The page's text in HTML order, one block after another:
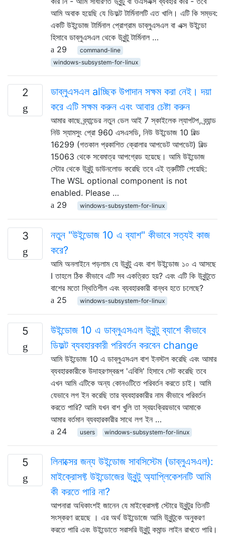
আমি অবাক হয়েছি যে ডিফল্ট টার্মিনালটি এত খালি। এটি কি সম্ভব:
একটি উইন্ডোজ টার্মিনাল প্রোগ্রাম ডাব্লুএসএল বা এক্স উইন্ডো
হিসাবে ডাব্লুএসএল থেকে উবুন্টু টার্মিনাল …
29
command-line
windows-subsystem-for-linux
2
ডাব্লুএসএল alচ্ছিক উপাদান সক্ষম করা নেই। দয়া
করে এটি সক্ষম করুন এবং আবার চেষ্টা করুন
আমার কাছে ব্র্যান্ডের নতুন ডেল আই 7 স্কাইলেক ল্যাপটপ, ব্র্যান্ড
নিউ স্যামসুং প্রো 960 এসএসডি, নিউ উইন্ডোজ 10 বিল্ড
16299 (গতকাল প্রকাশিত ক্রোলার আপডেট আপডেট) বিল্ড
15063 থেকে সবেমাত্র আপগ্রেড হয়েছে। আমি উইন্ডোজ
স্টোর থেকে উবুন্টু ডাউনলোড করেছি তবে এই ত্রুটিটি পেয়েছি:
The WSL optional component is not
enabled. Please …
29
windows-subsystem-for-linux
3
নতুন "উইন্ডোজ 10 এ ব্যাশ" কীভাবে সত্যই কাজ
করে?
আমি অনলাইনে পড়লাম যে উবুন্টু এবং বাশ উইন্ডোজ ১০ এ আসছে
I তাহলে ঠিক কীভাবে এটি সব একত্রিত হয়? এবং এটি কি উবুন্টুতে
বাশের মতো স্থিতিশীল এবং ব্যবহারকারী বান্ধব হতে চলেছে?
25
windows-subsystem-for-linux
5
উইন্ডোজ 10 এ ডাব্লুএসএল উবুন্টু ব্যাশে কীভাবে
ডিফল্ট ব্যবহারকারী পরিবর্তন করবেন change
আমি উইন্ডোজ 10 এ ডাব্লুএসএল বাশ ইনস্টল করেছি এবং আমার
ব্যবহারকারীকে উদাহরণস্বরূপ 'এবিসি' হিসাবে সেট করেছি তবে
এখন আমি এটিকে অন্য কোনওটিতে পরিবর্তন করতে চাই। আমি
যেভাবে লগ ইন করেছি তার ব্যবহারকারীর নাম কীভাবে পরিবর্তন
করতে পারি? আমি যখন বাশ খুলি তা স্বয়ংক্রিয়ভাবে আমাকে
আমার বর্তমান ব্যবহারকারীর সাথে লগ ইন …
24
users windows-subsystem-for-linux
5
লিনাক্সের জন্য উইন্ডোজ সাবসিস্টেম (ডাব্লুএসএল):
মাইক্রোসফ্ট উইন্ডোজের উবুন্টু অ্যাপ্লিকেশনটি আমি
কী করতে পারি না?
আপনারা অধিকাংশই জানেন যে মাইক্রোসফ্ট স্টোরে উবুন্টুর তিনটি
সংস্করণ রয়েছে । এর অর্থ উইন্ডোজে আমি উবুন্টুকে অনুকরণ
করতে পারি এবং উইন্ডোতে সরাসরি উবুন্টু কমান্ড লাইন রাখতে পারি।